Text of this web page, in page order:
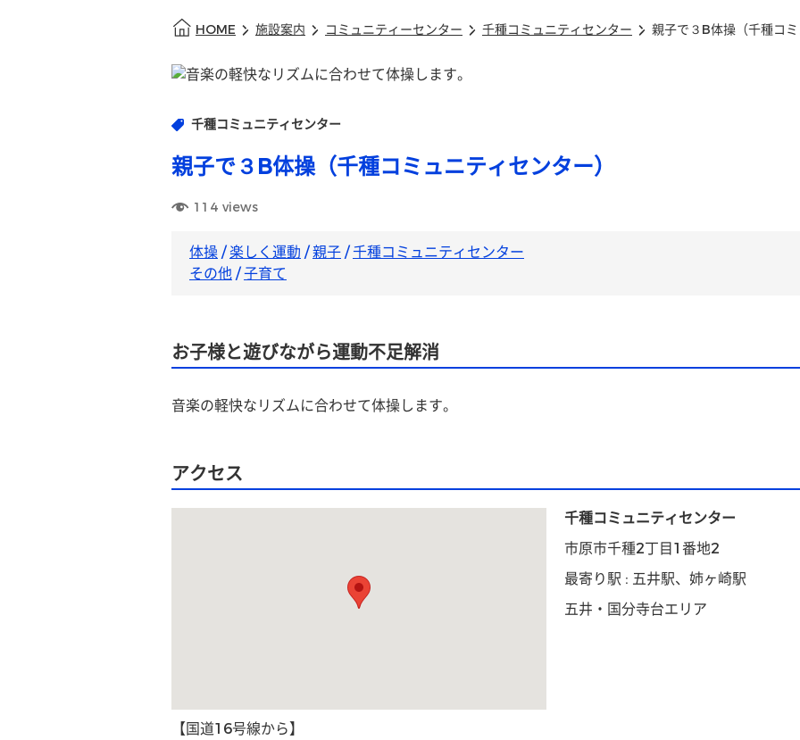
HOME 施設案内 コミュニティーセンター 千種コミュニティセンター 親子で３B体操（千種コミ
千種コミュニティセンター
親子で３B体操（千種コミュニティセンター）
114 views
体操 /楽しく運動 /親子/千種コミュニティセンター
その他/子育て
お子様と遊びながら運動不足解消
音楽の軽快なリズムに合わせて体操します。
アクセス
千種コミュニティセンター
市原市千種2丁目1番地2
最寄り駅 : 五井駅、姉ヶ崎駅
五井・国分寺台エリア
【国道16号線から】